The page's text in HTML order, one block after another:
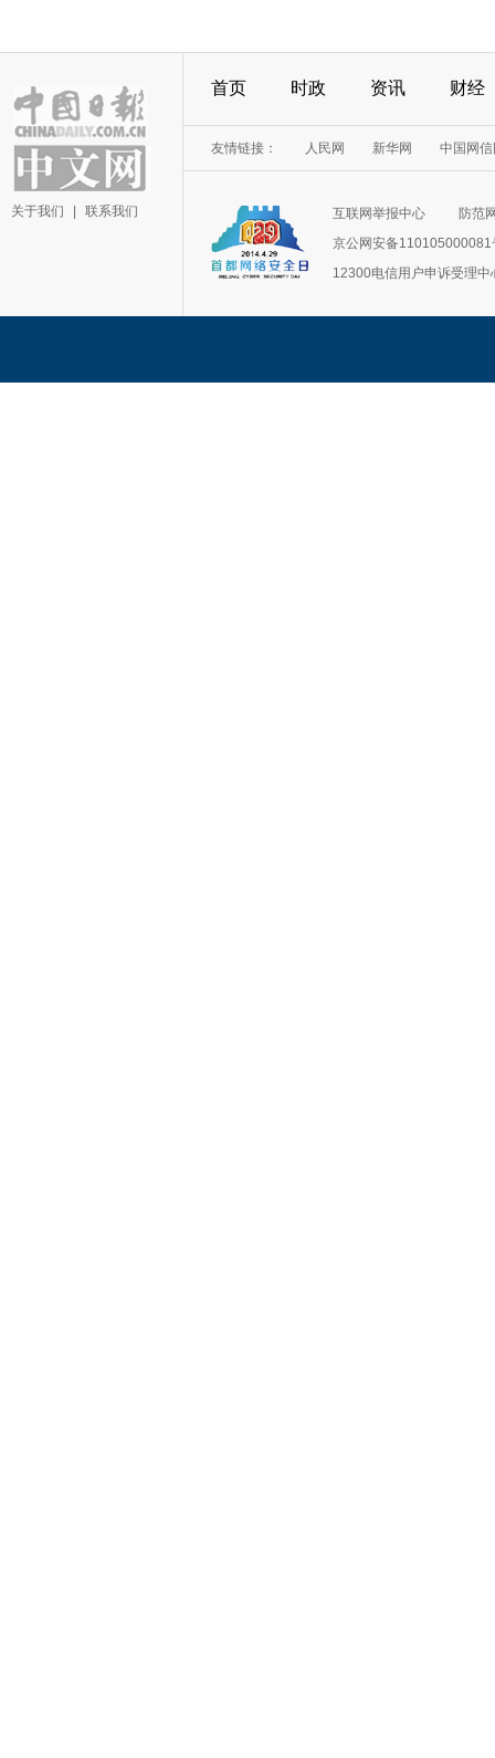
关于我们 联系我们
首页 时政 资讯 财经
友情链接： 人民网 新华网 中国网
互联网举报中心
防范
京公网安备110105000081
12300电信用户申诉受理中